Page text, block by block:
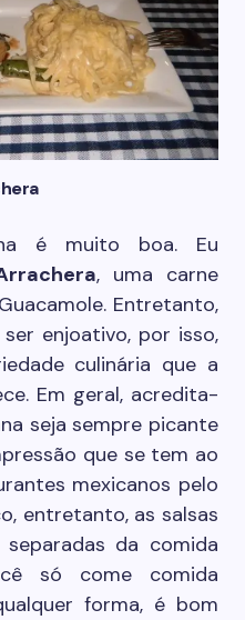
é muito boa. Eu
, uma carne
Entretanto,
enjoativo, por isso,
culinária que a
Em geral, acredita-
seja sempre picante
que se tem ao
mexicanos pelo
entretanto, as salsas
da comida
só come comida
forma, é bom